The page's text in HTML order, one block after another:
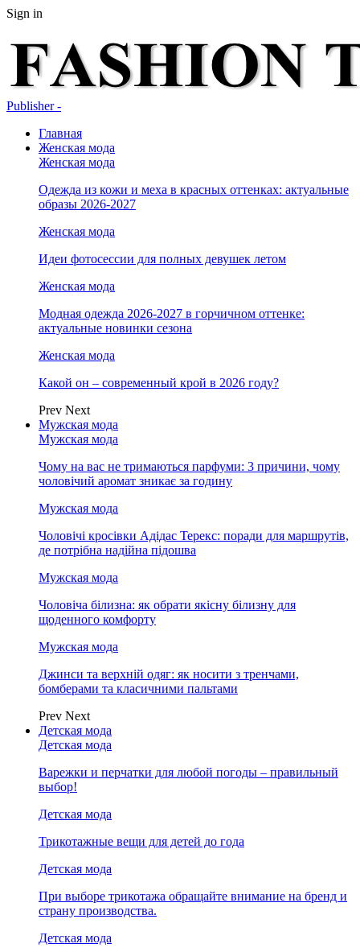
Sign in
Publisher -
Главная
Женская мода
Женская мода
Одежда из кожи и меха в красных оттенках: актуальные
образы 2026-2027
Женская мода
Идеи фотосессии для полных девушек летом
Женская мода
Модная одежда 2026-2027 в горчичном оттенке:
актуальные новинки сезона
Женская мода
Какой он – современный крой в 2026 году?
Prev Next
Мужская мода
Мужская мода
Чому на вас не тримаються парфуми: 3 причини, чому
чоловічий аромат зникає за годину
Мужская мода
Чоловічі кросівки Адідас Терекс: поради для маршрутів,
де потрібна надійна підошва
Мужская мода
Чоловіча білизна: як обрати якісну білизну для
щоденного комфорту
Мужская мода
Джинси та верхній одяг: як носити з тренчами,
бомберами та класичними пальтами
Prev Next
Детская мода
Детская мода
Варежки и перчатки для любой погоды – правильный
выбор!
Детская мода
Трикотажные вещи для детей до года
Детская мода
При выборе трикотажа обращайте внимание на бренд и
страну производства.
Детская мода